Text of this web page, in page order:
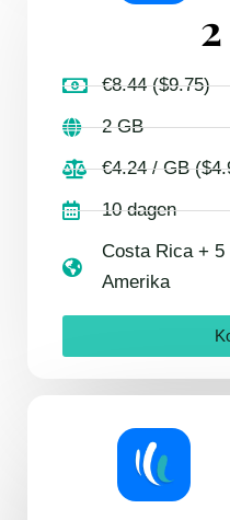
€8.44 ($9.75)
2 GB
€4.24 / GB
10 dagen
Costa Rica + 5
Amerika